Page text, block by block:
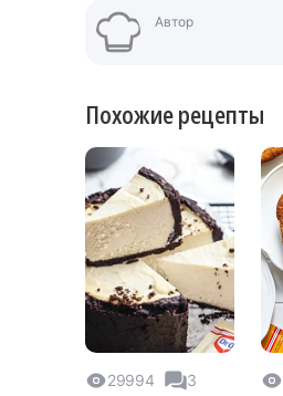
Автор
Похожие рецепты
29994
3